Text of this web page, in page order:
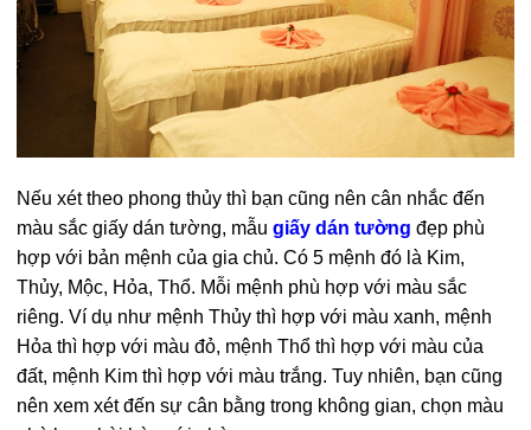
Nếu xét theo phong thủy thì bạn cũng nên cân nhắc đến
màu sắc giấy dán tường, mẫugiấy dán tường đẹp phù
hợp với bản mệnh của gia chủ. Có 5 mệnh đó là Kim,
Thủy, Mộc, Hỏa, Thổ. Mỗi mệnh phù hợp với màu sắc
riêng. Ví dụ như mệnh Thủy thì hợp với màu xanh, mệnh
Hỏa thì hợp với màu đỏ, mệnh Thổ thì hợp với màu của
đất, mệnh Kim thì hợp với màu trắng. Tuy nhiên, bạn cũng
nên xem xét đến sự cân bằng trong không gian, chọn màu